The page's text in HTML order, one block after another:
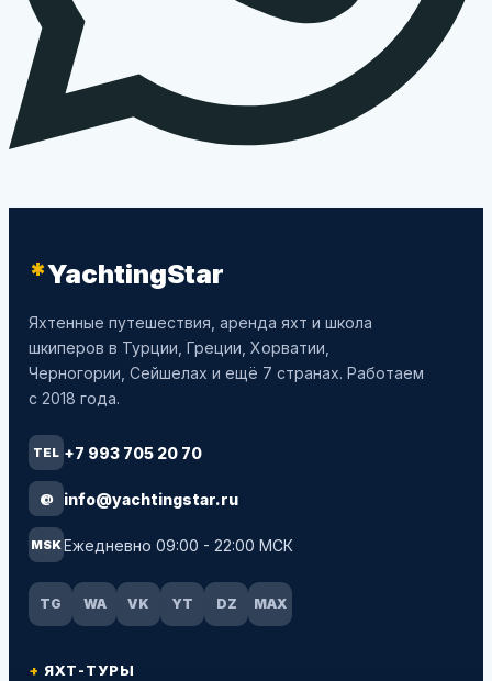
*YachtingStar
Яхтенные путешествия, аренда яхт и школа
шкиперов в Турции, Греции, Хорватии,
Черногории, Сейшелах и ещё 7 странах. Работаем
с 2018 года.
TEL +7 993 705 20 70
@ info@yachtingstar.ru
MSKЕжедневно 09:00 - 22:00 МСК
TG WA VK YT DZ MAX
ЯХТ-ТУРЫ